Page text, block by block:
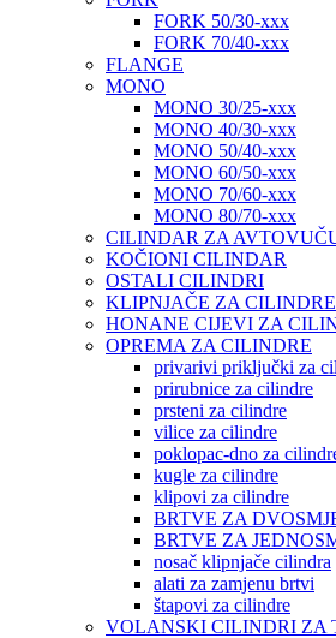
FORK 50/30-xxx
FORK 70/40-xxx
FLANGE
MONO
MONO 30/25-xxx
MONO 40/30-xxx
MONO 50/40-xxx
MONO 60/50-xxx
MONO 70/60-xxx
MONO 80/70-xxx
CILINDAR ZA
KOČIONI CILINDAR
OSTALI CILINDRI
KLIPNJAČE ZA CILINDRE
HONANE CIJEVI ZA
OPREMA ZA CILINDRE
privarivi priključki za
prirubnice za cilindre
prsteni za cilindre
vilice za cilindre
poklopac-dno za
kugle za cilindre
klipovi za cilindre
BRTVE ZA
BRTVE ZA
nosač klipnjače cilindra
alati za zamjenu brtvi
štapovi za cilindre
VOLANSKI CILINDRI ZA